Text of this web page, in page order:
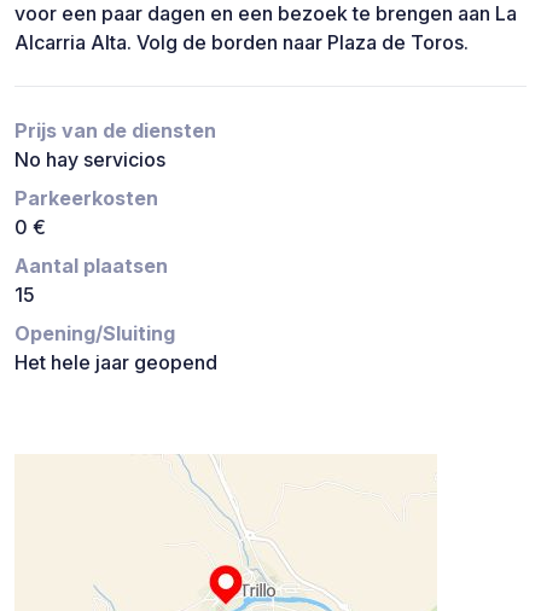
voor een paar dagen en een bezoek te brengen aan La
Alcarria Alta. Volg de borden naar Plaza de Toros.
Prijs van de diensten
No hay servicios
Parkeerkosten
0 €
Aantal plaatsen
15
Opening/Sluiting
Het hele jaar geopend